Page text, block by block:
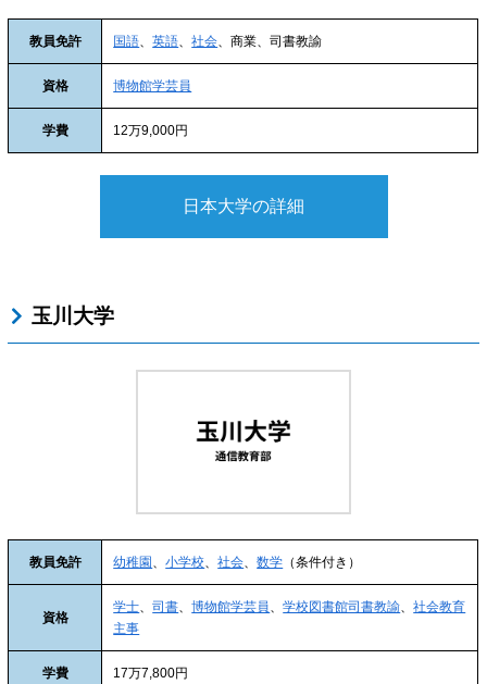
教員免許 国語 、英語 、社会 、商業、司書教諭
資格 博物館学芸員
学費 12万9,000円
日本大学の詳細
玉川大学
教員免許 幼稚園 、小学校 、社会 、数学 （条件付き）
資格
学士 、司書 、博物館学芸員 、学校図書館司書教諭 、社会教育
主事
学費 17万7,800円